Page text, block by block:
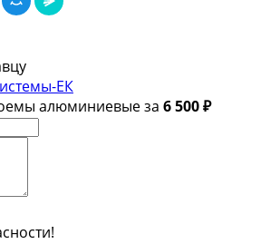
ЕК
алюминиевые за 6 500 ₽